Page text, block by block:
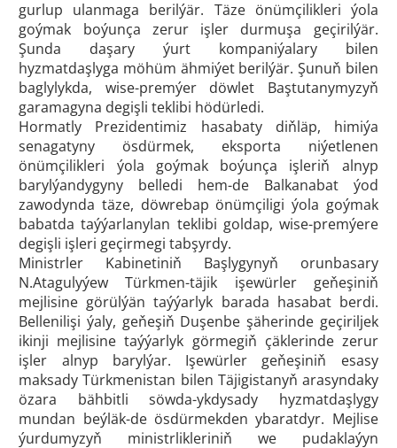
gurlup ulanmaga berilýär. Täze önümçilikleri ýola
goýmak boýunça zerur işler durmuşa geçirilýär.
Şunda daşary ýurt kompaniýalary bilen
hyzmatdaşlyga möhüm ähmiýet berilýär. Şunuň bilen
baglylykda, wise-premýer döwlet Baştutanymyzyň
garamagyna degişli teklibi hödürledi.
Hormatly Prezidentimiz hasabaty diňläp, himiýa
senagatyny ösdürmek, eksporta niýetlenen
önümçilikleri ýola goýmak boýunça işleriň alnyp
barylýandygyny belledi hem-de Balkanabat ýod
zawodynda täze, döwrebap önümçiligi ýola goýmak
babatda taýýarlanylan teklibi goldap, wise-premýere
degişli işleri geçirmegi tabşyrdy.
Ministrler Kabinetiniň Başlygynyň orunbasary
N.Atagulyýew Türkmen-täjik işewürler geňeşiniň
mejlisine görülýän taýýarlyk barada hasabat berdi.
Bellenilişi ýaly, geňeşiň Duşenbe şäherinde geçiriljek
ikinji mejlisine taýýarlyk görmegiň çäklerinde zerur
işler alnyp barylýar. Işewürler geňeşiniň esasy
maksady Türkmenistan bilen Täjigistanyň arasyndaky
özara bähbitli söwda-ykdysady hyzmatdaşlygy
mundan beýläk-de ösdürmekden ybaratdyr. Mejlise
ýurdumyzyň ministrlikleriniň we pudaklaýyn